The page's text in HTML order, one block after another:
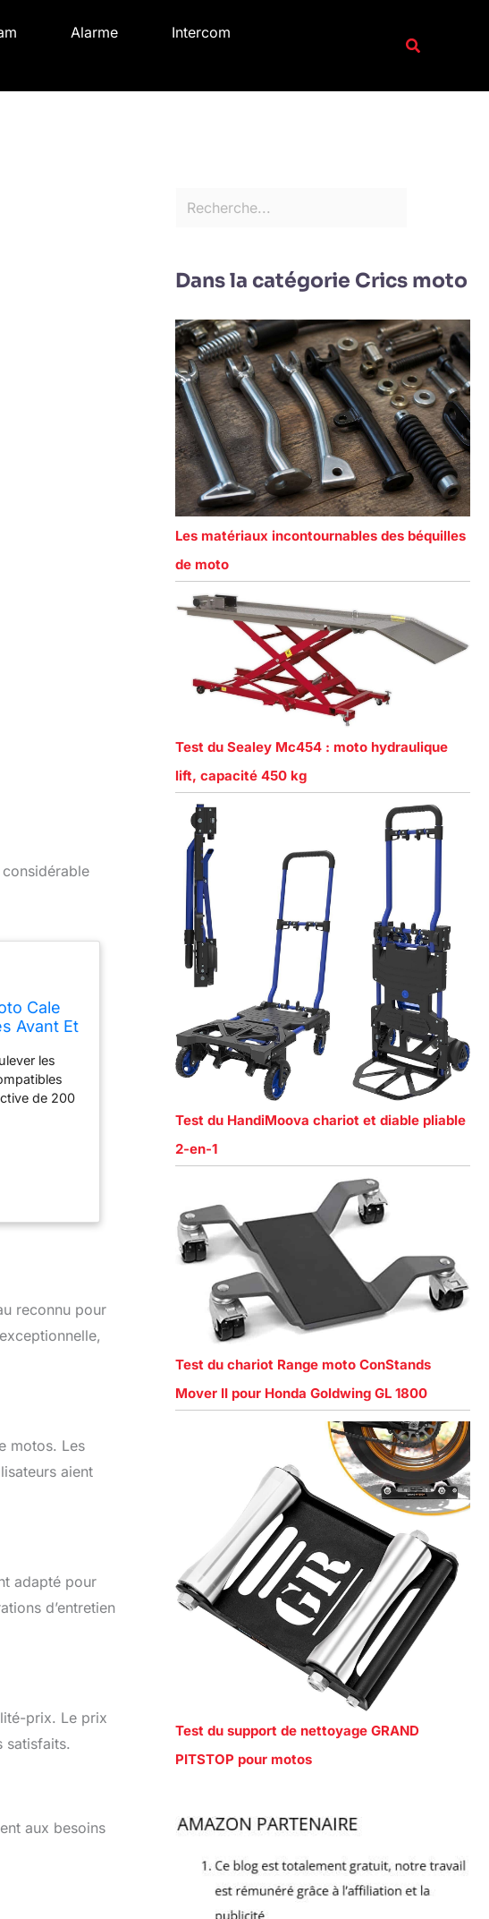
Alarme
Intercom
Cale
Avant Et
les
de 200
reconnu pour
motos. Les
aient
adapté pour
d’entretien
prix. Le prix
satisfaits.
aux besoins
e
rDans la catégorie Crics moto
Les matériaux incontournables des béquilles
de moto
Test du Sealey Mc454 : moto hydraulique
lift, capacité 450 kg
Test du HandiMoova chariot et diable pliable
2-en-1
Test du chariot Range moto ConStands
Mover II pour Honda Goldwing GL 1800
Test du support de nettoyage GRAND
PITSTOP pour motos